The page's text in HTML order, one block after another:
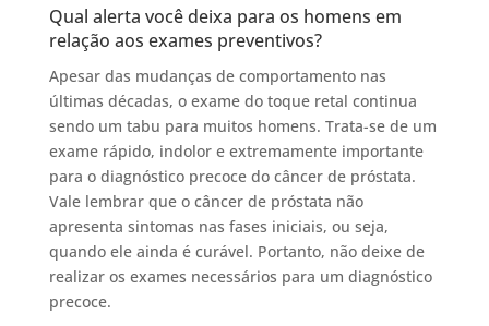
Qual alerta você deixa para os homens em
relação aos exames preventivos?
Apesar das mudanças de comportamento nas
últimas décadas, o exame do toque retal continua
sendo um tabu para muitos homens. Trata-se de um
exame rápido, indolor e extremamente importante
para o diagnóstico precoce do câncer de próstata.
Vale lembrar que o câncer de próstata não
apresenta sintomas nas fases iniciais, ou seja,
quando ele ainda é curável. Portanto, não deixe de
realizar os exames necessários para um diagnóstico
precoce.